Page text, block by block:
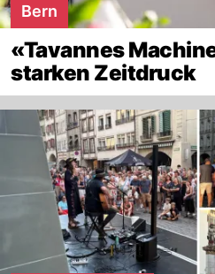
Bern
«Tavannes
starken Zeitdruck